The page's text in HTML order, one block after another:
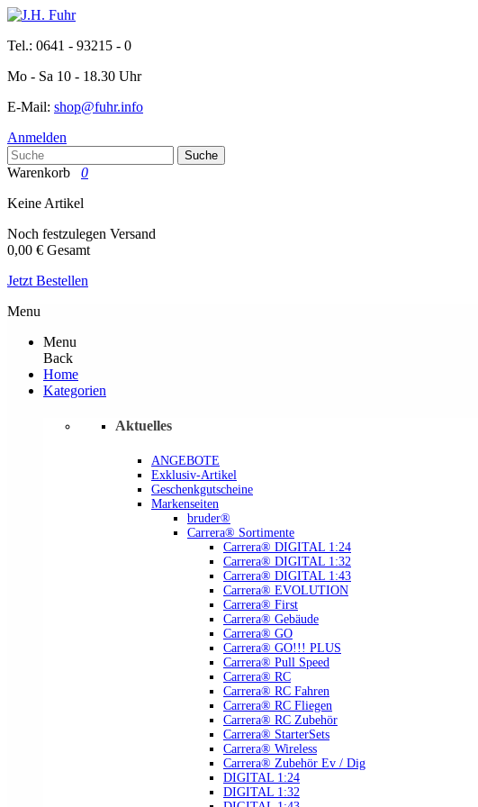
Tel.: 0641 - 93215 - 0
Mo - Sa 10 - 18.30 Uhr
E-Mail: shop@fuhr.info
Anmelden
Suche
Warenkorb
0
Keine Artikel
Noch festzulegen Versand
0,00 € Gesamt
Jetzt Bestellen
Menu
Menu
Back
Home
Kategorien
Aktuelles
ANGEBOTE
Exklusiv-Artikel
Geschenkgutscheine
Markenseiten
bruder®
Carrera® Sortimente
Carrera® DIGITAL 1:24
Carrera® DIGITAL 1:32
Carrera® DIGITAL 1:43
Carrera® EVOLUTION
Carrera® First
Carrera® Gebäude
Carrera® GO
Carrera® GO!!! PLUS
Carrera® Pull Speed
Carrera® RC
Carrera® RC Fahren
Carrera® RC Fliegen
Carrera® RC Zubehör
Carrera® StarterSets
Carrera® Wireless
Carrera® Zubehör Ev / Dig
DIGITAL 1:24
DIGITAL 1:32